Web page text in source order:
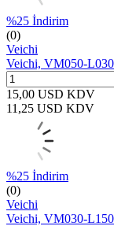
%25 İndirim
(0)
Veichi
Veichi, VM050-
15,00 USD KDV
11,25 USD KDV
%25 İndirim
(0)
Veichi
Veichi, VM030-